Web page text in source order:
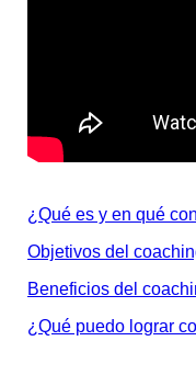
¿Qué es y en qué
Objetivos del
Beneficios del
¿Qué puedo lograr